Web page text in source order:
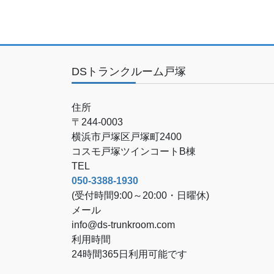
DSトランクルーム戸塚
住所
〒244-0003
横浜市戸塚区戸塚町2400
コスモ戸塚ツインコートB棟
TEL
050-3388-1930
(受付時間9:00～20:00・日曜休)
メール
info@ds-trunkroom.com
利用時間
24時間365日利用可能です